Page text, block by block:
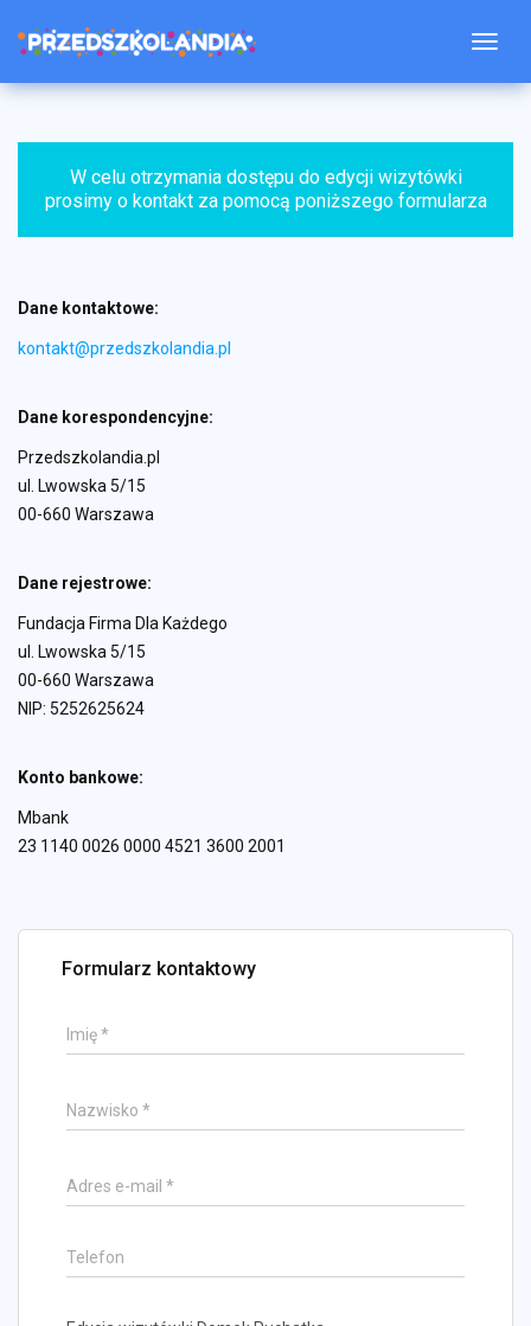
W celu otrzymania dostępu do edycji wizytówki
prosimy o kontakt za pomocą poniższego formularza
Dane kontaktowe:
kontakt@przedszkolandia.pl
Dane korespondencyjne:
Przedszkolandia.pl
ul. Lwowska 5/15
00-660 Warszawa
Dane rejestrowe:
Fundacja Firma Dla Każdego
ul. Lwowska 5/15
00-660 Warszawa
NIP: 5252625624
Konto bankowe:
Mbank
23 1140 0026 0000 4521 3600 2001
Formularz kontaktowy